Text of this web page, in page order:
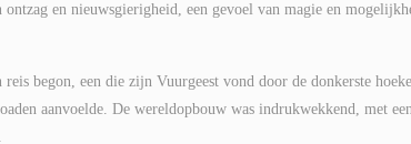
en nieuwsgierigheid, een gevoel van magie en
begon, een die zijn Vuurgeest vond door de donkerste
aanvoelde. De wereldopbouw was indrukwekkend, met